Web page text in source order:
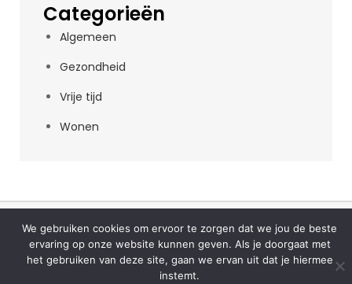
Categorieën
Algemeen
Gezondheid
Vrije tijd
Wonen
Copyright © Alle rechten voorbehouden
We gebruiken cookies om ervoor te zorgen dat we jou de beste
ervaring op onze website kunnen geven. Als je doorgaat met
het gebruiken van deze site, gaan we ervan uit dat je hiermee
instemt.